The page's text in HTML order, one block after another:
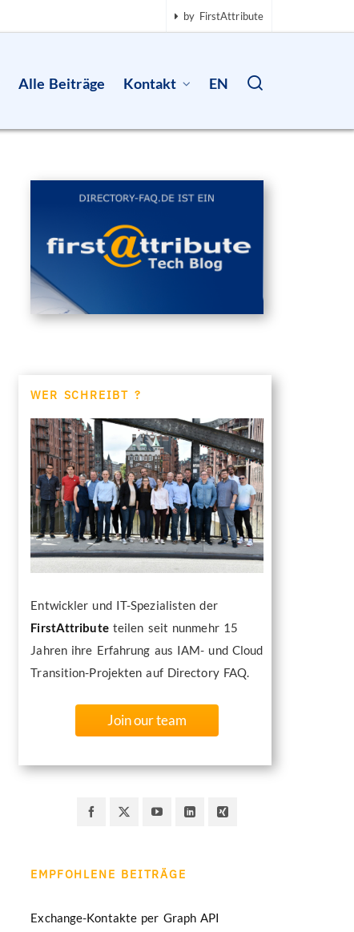
by FirstAttribute
Alle Beiträge Kontakt EN
WER SCHREIBT ?
Entwickler und IT-Spezialisten der
FirstAttributeteilen seit nunmehr 15
Jahren ihre Erfahrung aus IAM- und Cloud
Transition-Projekten auf Directory FAQ.
Join our team
EMPFOHLENE BEITRÄGE
Exchange-Kontakte per Graph API